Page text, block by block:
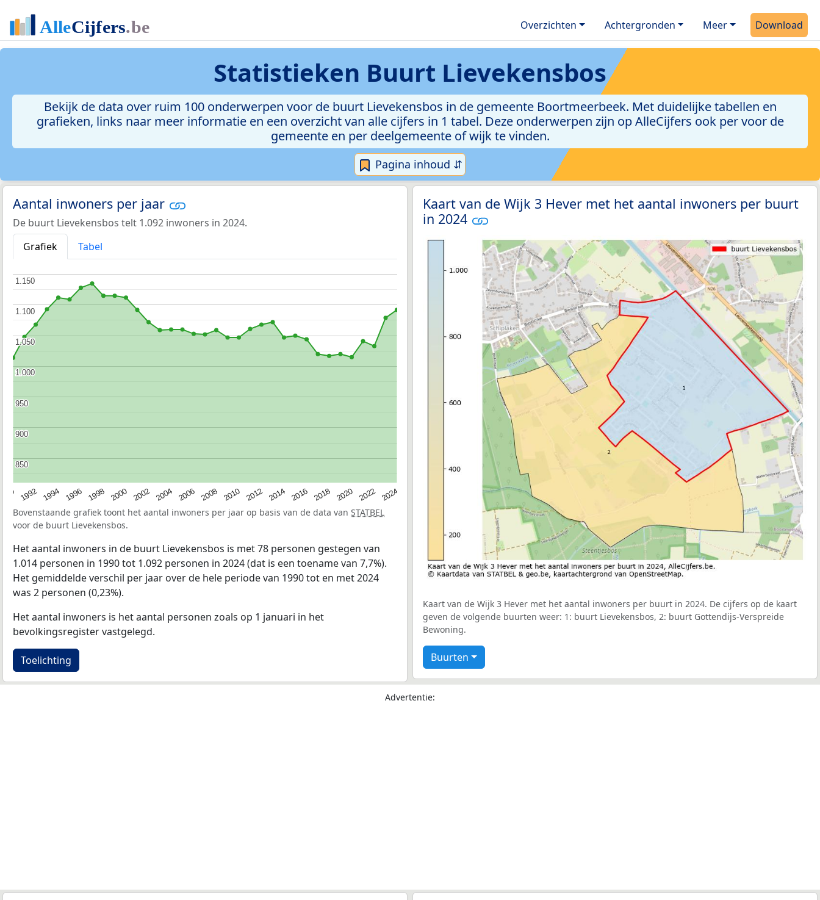
Overzichten Achtergronden Meer Download
Statistieken Buurt Lievekensbos
Bekijk de data over ruim 100 onderwerpen voor de buurt Lievekensbos in de gemeente Boortmeerbeek. Met duidelijke tabellen en
grafieken, links naar meer informatie en een overzicht van alle cijfers in 1 tabel. Deze onderwerpen zijn op AlleCijfers ook per voor de
gemeente en per deelgemeente of wijk te vinden.
Pagina inhoud ⇵
Aantal inwoners per jaar
De buurt Lievekensbos telt 1.092 inwoners in 2024.
Grafiek
Tabel
1992 1994 1996 1998 2000 2002 2004 2006 2008 2010 2012 2014 2016 2018 2020 2022 2024
850
850
900
900
950
950
1.000
1.000
1.050
1.050
1.100
1.100
1.150
1.150
Bovenstaande grafiek toont het aantal inwoners per jaar op basis van de data van STATBEL
voor de buurt Lievekensbos.
Het aantal inwoners in de buurt Lievekensbos is met 78 personen gestegen van
1.014 personen in 1990 tot 1.092 personen in 2024 (dat is een toename van 7,7%).
Het gemiddelde verschil per jaar over de hele periode van 1990 tot en met 2024
was 2 personen (0,23%).
Het aantal inwoners is het aantal personen zoals op 1 januari in het
bevolkingsregister vastgelegd.
Toelichting
Kaart van de Wijk 3 Hever met het aantal inwoners per buurt
in 2024
Kaart van de Wijk 3 Hever met het aantal inwoners per buurt in 2024. De cijfers op de kaart
geven de volgende buurten weer: 1: buurt Lievekensbos, 2: buurt Gottendijs-Verspreide
Bewoning.
Buurten
Advertentie: